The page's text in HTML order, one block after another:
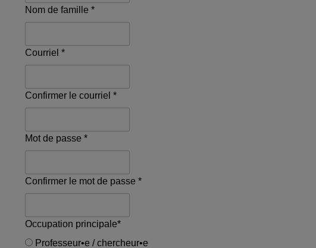
Nom de famille *
Courriel *
Confirmer le courriel *
Mot de passe *
Confirmer le mot de passe *
Occupation principale*
Professeur•e / chercheur•e